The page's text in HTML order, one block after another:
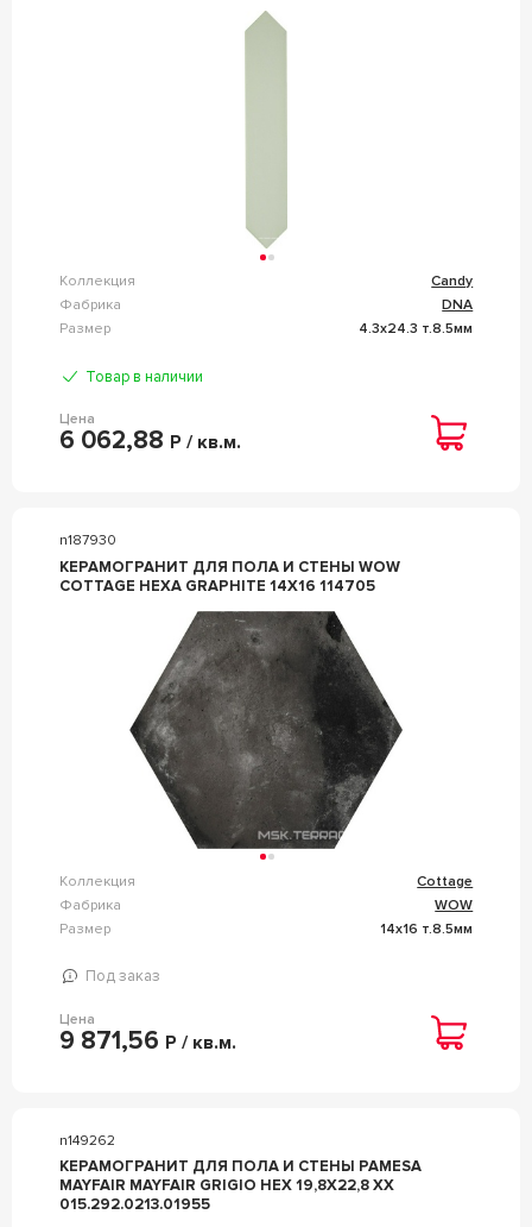
Коллекция
Candy
Фабрика
DNA
Размер
4.3x24.3 т.8.5мм
Товар в наличии
Цена
6 062,88 Р / кв.м.
n187930
КЕРАМОГРАНИТ ДЛЯ ПОЛА И СТЕНЫ WOW
COTTAGE HEXA GRAPHITE 14X16 114705
Коллекция
Cottage
Фабрика
WOW
Размер
14x16 т.8.5мм
Под заказ
Цена
9 871,56 Р / кв.м.
n149262
КЕРАМОГРАНИТ ДЛЯ ПОЛА И СТЕНЫ PAMESA
MAYFAIR MAYFAIR GRIGIO HEX 19,8X22,8 XX
015.292.0213.01955